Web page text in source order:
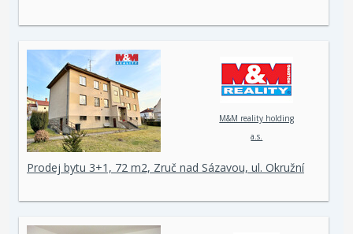
M&M reality holding
a.s.
Prodej bytu 3+1, 72 m2, Zruč nad Sázavou, ul. Okružní